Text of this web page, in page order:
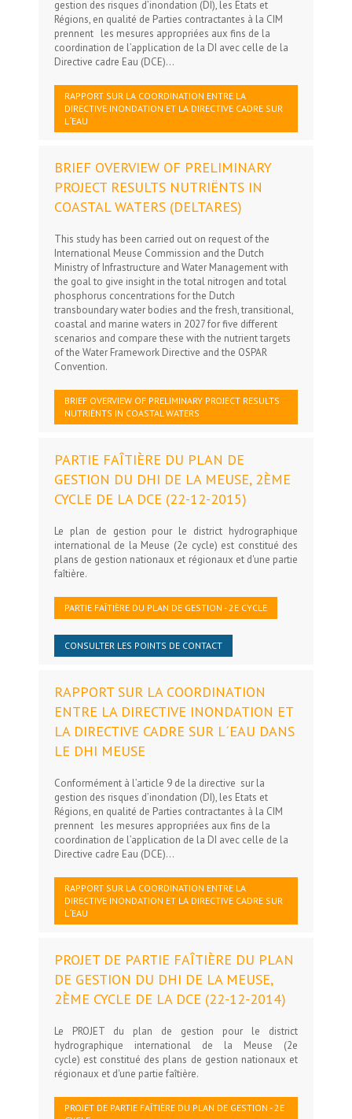
gestion des risques d’inondation (DI), les Etats et
Régions, en qualité de Parties contractantes à la CIM
prennent les mesures appropriées aux fins de la
coordination de l’application de la DI avec celle de la
Directive cadre Eau (DCE)...
RAPPORT SUR LA COORDINATION ENTRE LA
DIRECTIVE INONDATION ET LA DIRECTIVE CADRE SUR
L´EAU
BRIEF OVERVIEW OF PRELIMINARY
PROJECT RESULTS NUTRIËNTS IN
COASTAL WATERS (DELTARES)
This study has been carried out on request of the
International Meuse Commission and the Dutch
Ministry of Infrastructure and Water Management with
the goal to give insight in the total nitrogen and total
phosphorus concentrations for the Dutch
transboundary water bodies and the fresh, transitional,
coastal and marine waters in 2027 for five different
scenarios and compare these with the nutrient targets
of the Water Framework Directive and the OSPAR
Convention.
BRIEF OVERVIEW OF PRELIMINARY PROJECT RESULTS
NUTRIËNTS IN COASTAL WATERS
PARTIE FAÎTIÈRE DU PLAN DE
GESTION DU DHI DE LA MEUSE, 2ÈME
CYCLE DE LA DCE (22-12-2015)
Le plan de gestion pour le district hydrographique
international de la Meuse (2e cycle) est constitué des
plans de gestion nationaux et régionaux et d'une partie
faîtière.
PARTIE FAÎTIÈRE DU PLAN DE GESTION - 2E CYCLE
CONSULTER LES POINTS DE CONTACT
RAPPORT SUR LA COORDINATION
ENTRE LA DIRECTIVE INONDATION ET
LA DIRECTIVE CADRE SUR L´EAU DANS
LE DHI MEUSE
Conformément à l’article 9 de la directive sur la
gestion des risques d’inondation (DI), les Etats et
Régions, en qualité de Parties contractantes à la CIM
prennent les mesures appropriées aux fins de la
coordination de l’application de la DI avec celle de la
Directive cadre Eau (DCE)...
RAPPORT SUR LA COORDINATION ENTRE LA
DIRECTIVE INONDATION ET LA DIRECTIVE CADRE SUR
L´EAU
PROJET DE PARTIE FAÎTIÈRE DU PLAN
DE GESTION DU DHI DE LA MEUSE,
2ÈME CYCLE DE LA DCE (22-12-2014)
Le PROJET du plan de gestion pour le district
hydrographique international de la Meuse (2e
cycle) est constitué des plans de gestion nationaux et
régionaux et d'une partie faîtière.
PROJET DE PARTIE FAÎTIÈRE DU PLAN DE GESTION - 2E